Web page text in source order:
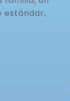
estándar,